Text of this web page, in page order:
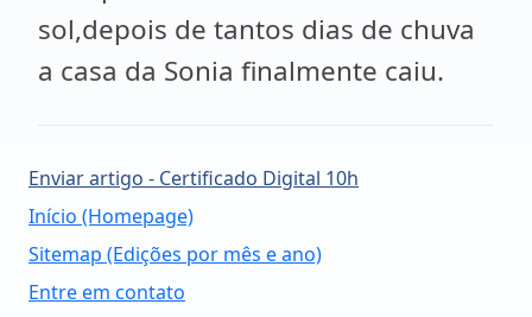
sol,depois de tantos dias de chuva
a casa da Sonia finalmente caiu.
Enviar artigo - Certificado Digital 10h
Início (Homepage)
Sitemap (Edições por mês e ano)
Entre em contato